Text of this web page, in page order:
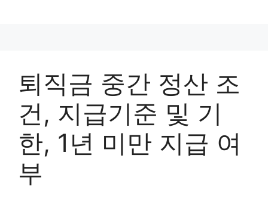
퇴직금 중간 정산 조
건, 지급기준 및 기
한, 1년 미만 지급 여
부